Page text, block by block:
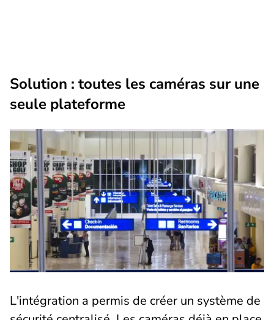
Solution : toutes les caméras sur une
seule plateforme
L'intégration a permis de créer un système de